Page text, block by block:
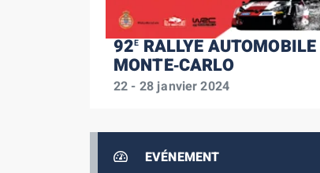
92ERALLYE AUTOMOBILE
MONTE‑CARLO
22 - 28 janvier 2024
EVÉNEMENT